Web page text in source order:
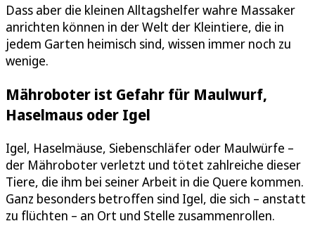
Dass aber die kleinen Alltagshelfer wahre Massaker
anrichten können in der Welt der Kleintiere, die in
jedem Garten heimisch sind, wissen immer noch zu
wenige.
Mähroboter ist Gefahr für Maulwurf,
Haselmaus oder Igel
Igel, Haselmäuse, Siebenschläfer oder Maulwürfe –
der Mähroboter verletzt und tötet zahlreiche dieser
Tiere, die ihm bei seiner Arbeit in die Quere kommen.
Ganz besonders betroffen sind Igel, die sich – anstatt
zu flüchten – an Ort und Stelle zusammenrollen.